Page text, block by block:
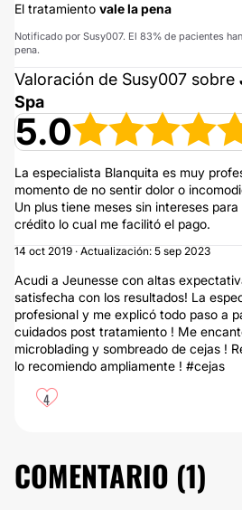
El tratamiento vale la pena
Notificado por Susy007. El 83% de pacientes
pena.
Valoración de Susy007 sobre
Spa
5.0
La especialista Blanquita es muy
momento de no sentir dolor o
Un plus tiene meses sin intereses
crédito lo cual me facilitó el pago.
14 oct 2019 · Actualización: 5 sep 2023
Acudi a Jeunesse con altas
satisfecha con los resultados! La
profesional y me explicó todo paso a
cuidados post tratamiento ! Me
microblading y sombreado de cejas !
lo recomiendo ampliamente ! #cejas
4
COMENTARIO (1)